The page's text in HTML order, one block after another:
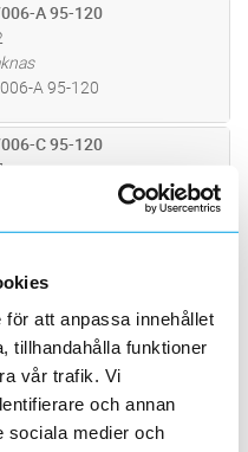
att anpassa innehållet
tillhandahålla funktioner
vår trafik. Vi
och annan
sociala medier och
kundvagn
A 95-120
A 95-120
kundvagn
C 95-120
A
A
kundvagn
A